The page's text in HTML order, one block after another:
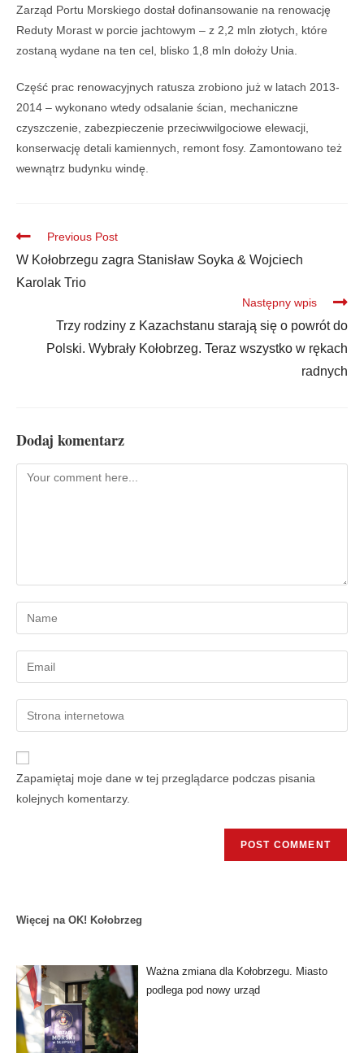
Zarząd Portu Morskiego dostał dofinansowanie na renowację
Reduty Morast w porcie jachtowym – z 2,2 mln złotych, które
zostaną wydane na ten cel, blisko 1,8 mln dołoży Unia.
Część prac renowacyjnych ratusza zrobiono już w latach 2013-
2014 – wykonano wtedy odsalanie ścian, mechaniczne
czyszczenie, zabezpieczenie przeciwwilgociowe elewacji,
konserwację detali kamiennych, remont fosy. Zamontowano też
wewnątrz budynku windę.
Previous Post
W Kołobrzegu zagra Stanisław Soyka & Wojciech
Karolak Trio
Następny wpis
Trzy rodziny z Kazachstanu starają się o powrót do
Polski. Wybrały Kołobrzeg. Teraz wszystko w rękach
radnych
Dodaj komentarz
Zapamiętaj moje dane w tej przeglądarce podczas pisania
kolejnych komentarzy.
Więcej na OK! Kołobrzeg
Ważna zmiana dla Kołobrzegu. Miasto
podlega pod nowy urząd